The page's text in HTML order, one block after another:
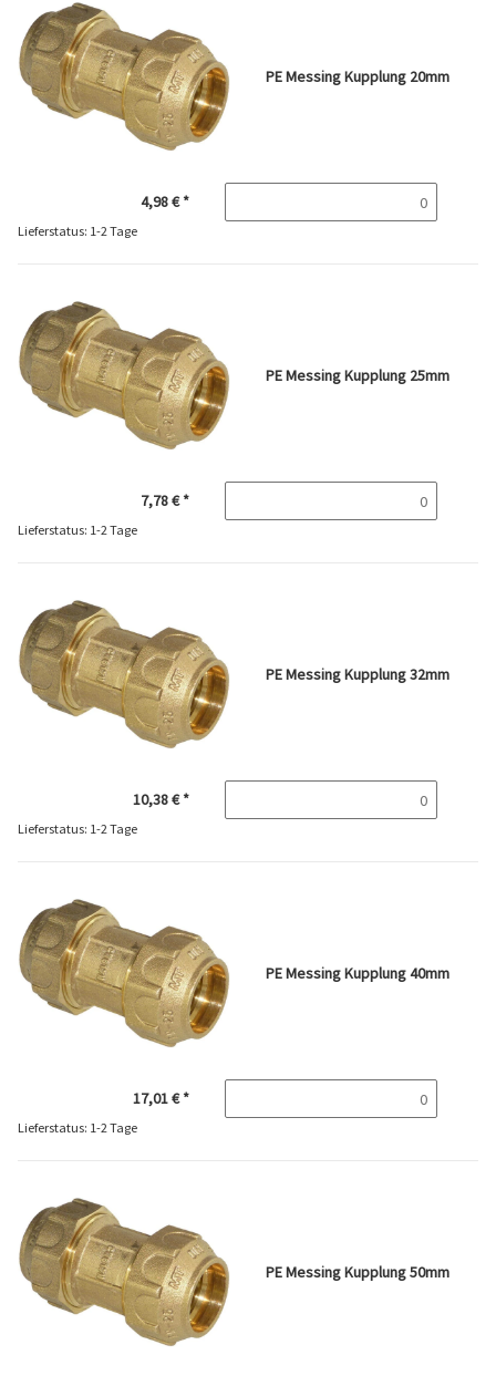
PE Messing Kupplung 20mm
4,98 €*
Lieferstatus: 1-2 Tage
PE Messing Kupplung 25mm
7,78 €*
Lieferstatus: 1-2 Tage
PE Messing Kupplung 32mm
10,38 €*
Lieferstatus: 1-2 Tage
PE Messing Kupplung 40mm
17,01 €*
Lieferstatus: 1-2 Tage
PE Messing Kupplung 50mm